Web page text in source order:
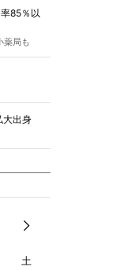
85％以
薬局も
大出身
土